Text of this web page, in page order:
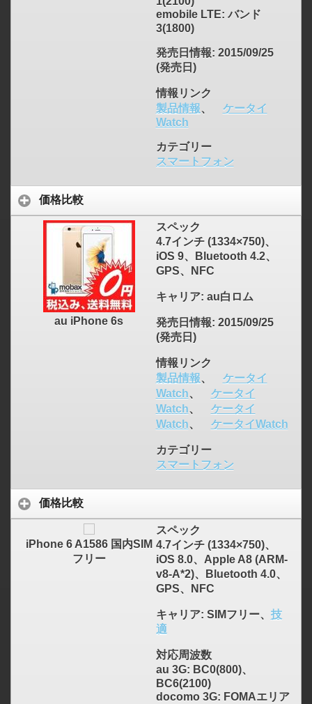
emobile LTE: バンド
3(1800)
発売日情報: 2015/09/25
(発売日)
情報リンク
製品情報、
ケータイ
Watch
カテゴリー
スマートフォン
価格比較
au iPhone 6s
スペック
4.7インチ (1334×750)、
iOS 9、Bluetooth 4.2、
GPS、NFC
キャリア: au白ロム
発売日情報: 2015/09/25
(発売日)
情報リンク
製品情報、
ケータイ
Watch、
ケータイ
Watch、
ケータイ
Watch、 ケータイWatch
カテゴリー
スマートフォン
価格比較
iPhone 6 A1586 国内SIM
フリー
スペック
4.7インチ (1334×750)、
iOS 8.0、Apple A8 (ARM-
v8-A*2)、Bluetooth 4.0、
GPS、NFC
キャリア: SIMフリー、 技
適
対応周波数
au 3G: BC0(800)、
BC6(2100)
docomo 3G: FOMAエリア